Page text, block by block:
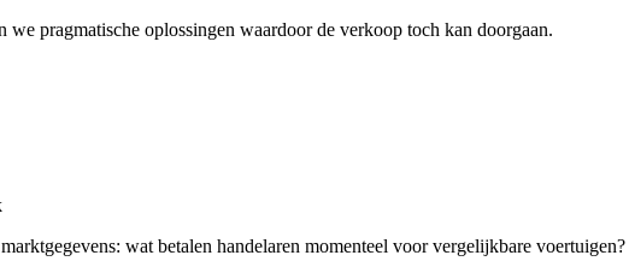
pragmatische oplossingen waardoor de verkoop toch kan doorgaan.
wat betalen handelaren momenteel voor vergelijkbare